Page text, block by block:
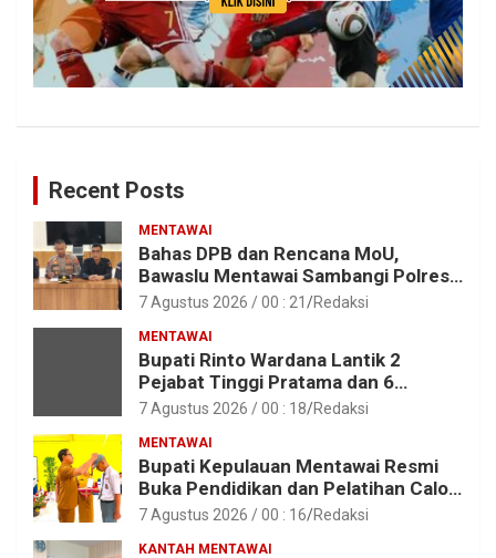
Recent Posts
MENTAWAI
Bahas DPB dan Rencana MoU,
Bawaslu Mentawai Sambangi Polres
Mentawai
7 Agustus 2026 / 00 : 21 Redaksi
MENTAWAI
Bupati Rinto Wardana Lantik 2
Pejabat Tinggi Pratama dan 6
Pejabat Fungsional di Lingkungan
7 Agustus 2026 / 00 : 18 Redaksi
MENTAWAI
Bupati Kepulauan Mentawai Resmi
Buka Pendidikan dan Pelatihan Calon
Paskibraka Tahun 2026
7 Agustus 2026 / 00 : 16 Redaksi
KANTAH MENTAWAI